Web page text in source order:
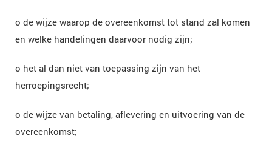
o de wijze waarop de overeenkomst tot stand zal komen
en welke handelingen daarvoor nodig zijn;
o het al dan niet van toepassing zijn van het
herroepingsrecht;
o de wijze van betaling, aflevering en uitvoering van de
overeenkomst;